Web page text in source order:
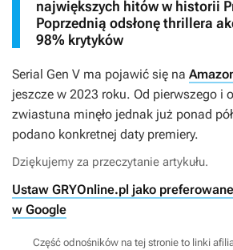
największych hitów w historii
Poprzednią odsłonę thrillera
98% krytyków
Serial Gen V ma pojawić się na
jeszcze w 2023 roku. Od pierwszego i
zwiastuna minęło jednak już ponad
podano konkretnej daty premiery.
Dziękujemy za przeczytanie artykułu.
Ustaw GRYOnline.pl jako
w Google
Część odnośników na tej stronie to linki